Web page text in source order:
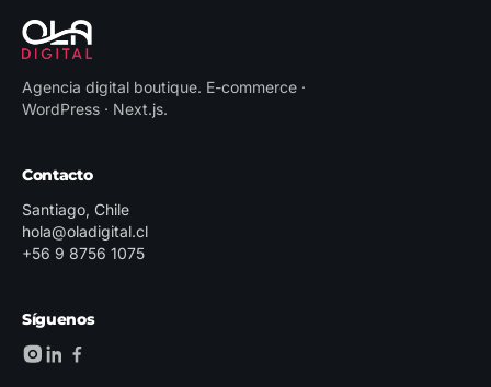
Agencia digital boutique. E-commerce ·
WordPress · Next.js.
Contacto
Santiago, Chile
hola@oladigital.cl
+56 9 8756 1075
Síguenos